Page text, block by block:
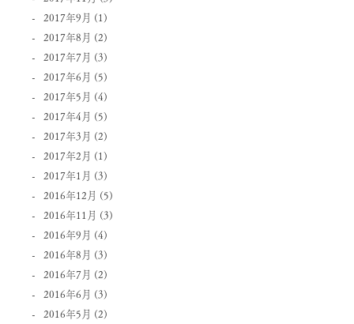
2017年9月 (1)
2017年8月 (2)
2017年7月 (3)
2017年6月 (5)
2017年5月 (4)
2017年4月 (5)
2017年3月 (2)
2017年2月 (1)
2017年1月 (3)
2016年12月 (5)
2016年11月 (3)
2016年9月 (4)
2016年8月 (3)
2016年7月 (2)
2016年6月 (3)
2016年5月 (2)